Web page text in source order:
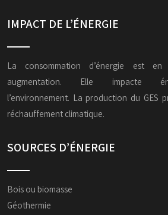
IMPACT DE L’ÉNERGIE
La consommation d’énergie est en
augmentation. Elle impacte
l’environnement. La production du GES
réchauffement climatique.
SOURCES D’ÉNERGIE
Bois ou biomasse
Géothermie